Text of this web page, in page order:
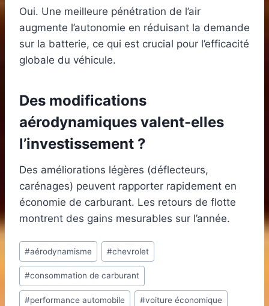
Oui. Une meilleure pénétration de l’air
augmente l’autonomie en réduisant la demande
sur la batterie, ce qui est crucial pour l’efficacité
globale du véhicule.
Des modifications
aérodynamiques valent-elles
l’investissement ?
Des améliorations légères (déflecteurs,
carénages) peuvent rapporter rapidement en
économie de carburant. Les retours de flotte
montrent des gains mesurables sur l’année.
Étiquettes
de
la
publication :
#aérodynamisme #chevrolet
#consommation de carburant
#performance automobile #voiture économique